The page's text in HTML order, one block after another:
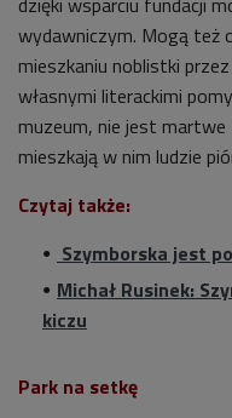
wydawniczym. Mogą
mieszkaniu noblistki
własnymi literackimi
muzeum, nie jest martwe
mieszkają w nim ludzie
Czytaj także:
Szymborska jest
Michał Rusinek:
kiczu
Park na setkę